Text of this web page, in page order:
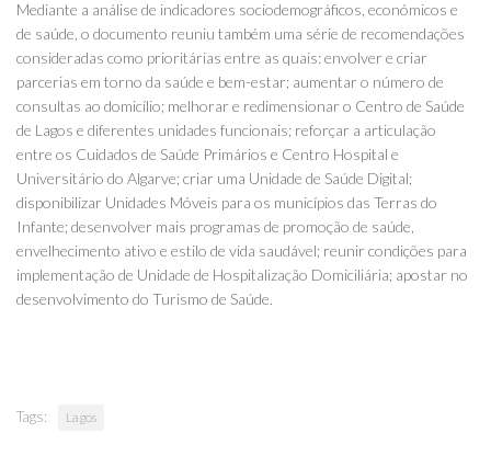
Mediante a análise de indicadores sociodemográficos, económicos e
de saúde, o documento reuniu também uma série de recomendações
consideradas como prioritárias entre as quais: envolver e criar
parcerias em torno da saúde e bem-estar; aumentar o número de
consultas ao domicílio; melhorar e redimensionar o Centro de Saúde
de Lagos e diferentes unidades funcionais; reforçar a articulação
entre os Cuidados de Saúde Primários e Centro Hospital e
Universitário do Algarve; criar uma Unidade de Saúde Digital;
disponibilizar Unidades Móveis para os municípios das Terras do
Infante; desenvolver mais programas de promoção de saúde,
envelhecimento ativo e estilo de vida saudável; reunir condições para
implementação de Unidade de Hospitalização Domiciliária; apostar no
desenvolvimento do Turismo de Saúde.
Tags: Lagos